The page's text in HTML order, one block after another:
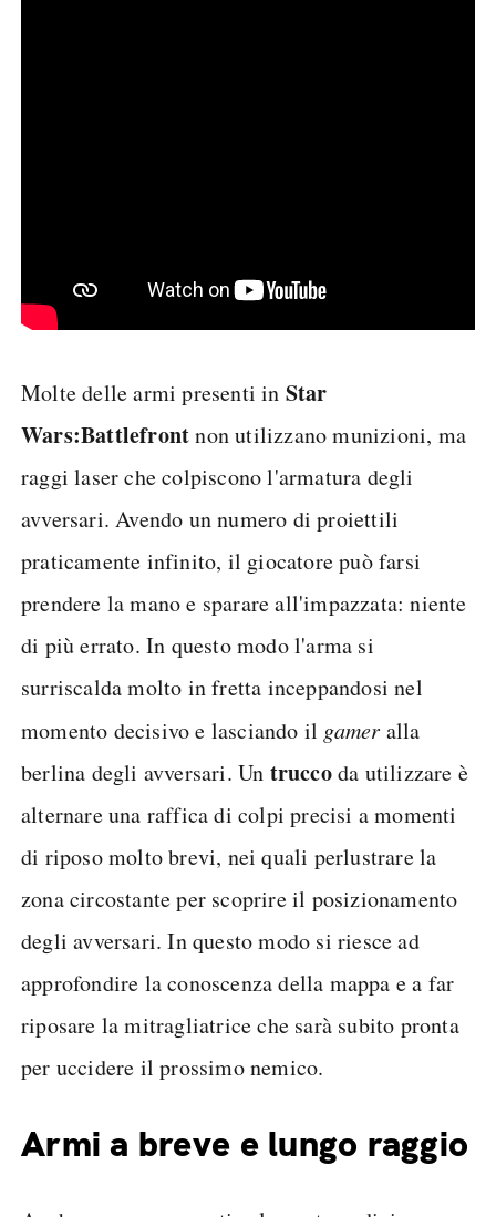
Molte delle armi presenti in Star
Wars:Battlefrontnon utilizzano munizioni, ma
raggi laser che colpiscono l'armatura degli
avversari. Avendo un numero di proiettili
praticamente infinito, il giocatore può farsi
prendere la mano e sparare all'impazzata: niente
di più errato. In questo modo l'arma si
surriscalda molto in fretta inceppandosi nel
momento decisivo e lasciando il gamer alla
berlina degli avversari. Un truccoda utilizzare è
alternare una raffica di colpi precisi a momenti
di riposo molto brevi, nei quali perlustrare la
zona circostante per scoprire il posizionamento
degli avversari. In questo modo si riesce ad
approfondire la conoscenza della mappa e a far
riposare la mitragliatrice che sarà subito pronta
per uccidere il prossimo nemico.
Armi a breve e lungo raggio